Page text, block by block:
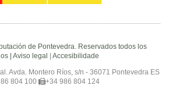
de Pontevedra. Reservados todos los
| Aviso legal | Accesibilidade
Avda. Montero Ríos, s/n - 36071 Pontevedra ES
804 100
+34 986 804 124